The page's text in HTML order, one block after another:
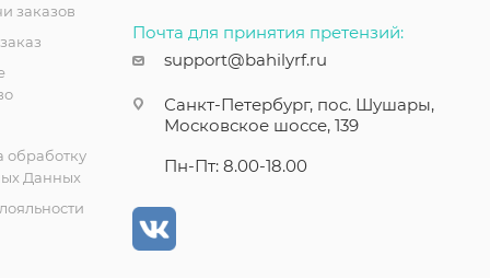
заказов
обработку
Данных
Почта для принятия претензий:
support@bahilyrf.ru
Санкт-Петербург, пос. Шушары,
Московское шоссе, 139
Пн-Пт: 8.00-18.00